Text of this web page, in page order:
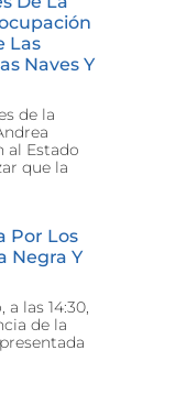
Las
Naves Y
de la
al Estado
que la
Por Los
Negra Y
las 14:30,
de la